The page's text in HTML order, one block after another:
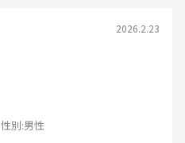
2026.2.23
性別:男性